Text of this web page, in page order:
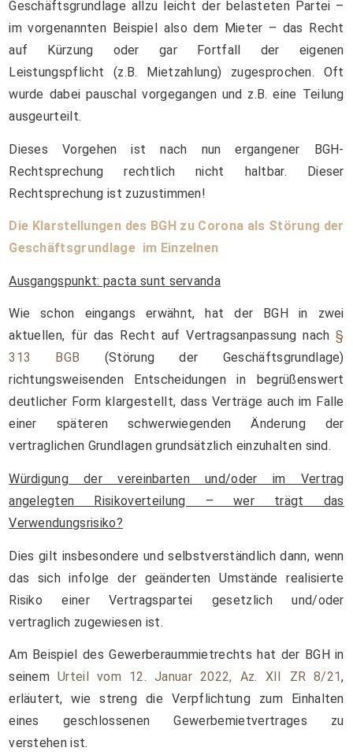
Geschäftsgrundlage allzu leicht der belasteten Partei –
im vorgenannten Beispiel also dem Mieter – das Recht
auf Kürzung oder gar Fortfall der eigenen
Leistungspflicht (z.B. Mietzahlung) zugesprochen. Oft
wurde dabei pauschal vorgegangen und z.B. eine Teilung
ausgeurteilt.
Dieses Vorgehen ist nach nun ergangener BGH-
Rechtsprechung rechtlich nicht haltbar. Dieser
Rechtsprechung ist zuzustimmen!
Die Klarstellungen des BGH zu Corona als Störung der
Geschäftsgrundlage im Einzelnen
Ausgangspunkt: pacta sunt servanda
Wie schon eingangs erwähnt, hat der BGH in zwei
aktuellen, für das Recht auf Vertragsanpassung nach§
313 BGB (Störung der Geschäftsgrundlage)
richtungsweisenden Entscheidungen in begrüßenswert
deutlicher Form klargestellt, dass Verträge auch im Falle
einer späteren schwerwiegenden Änderung der
vertraglichen Grundlagen grundsätzlich einzuhalten sind.
Würdigung der vereinbarten und/oder im Vertrag
angelegten Risikoverteilung – wer trägt das
Verwendungsrisiko?
Dies gilt insbesondere und selbstverständlich dann, wenn
das sich infolge der geänderten Umstände realisierte
Risiko einer Vertragspartei gesetzlich und/oder
vertraglich zugewiesen ist.
Am Beispiel des Gewerberaummietrechts hat der BGH in
seinemUrteil vom 12. Januar 2022, Az. XII ZR 8/21,
erläutert, wie streng die Verpflichtung zum Einhalten
eines geschlossenen Gewerbemietvertrages zu
verstehen ist.